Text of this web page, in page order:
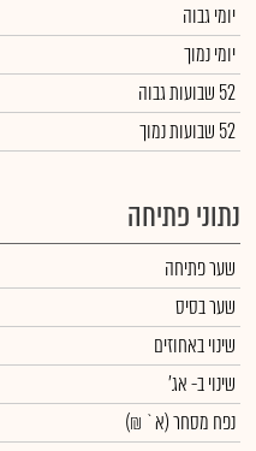
יומי גבוה
יומי נמוך
52 שבועות גבוה
52 שבועות נמוך
נתוני פתיחה
שער פתיחה
שער בסיס
שינוי באחוזים
שינויב- אג'
נפח מסחר(א` ₪)